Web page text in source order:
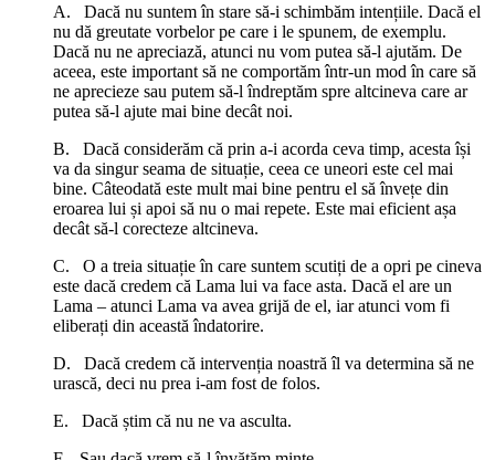
A. Dacă nu suntem în stare să-i schimbăm intențiile. Dacă el
nu dă greutate vorbelor pe care i le spunem, de exemplu.
Dacă nu ne apreciază, atunci nu vom putea să-l ajutăm. De
aceea, este important să ne comportăm într-un mod în care să
ne aprecieze sau putem să-l îndreptăm spre altcineva care ar
putea să-l ajute mai bine decât noi.
B. Dacă considerăm că prin a-i acorda ceva timp, acesta își
va da singur seama de situație, ceea ce uneori este cel mai
bine. Câteodată este mult mai bine pentru el să învețe din
eroarea lui și apoi să nu o mai repete. Este mai eficient așa
decât să-l corecteze altcineva.
C. O a treia situație în care suntem scutiți de a opri pe cineva
este dacă credem că Lama lui va face asta. Dacă el are un
Lama – atunci Lama va avea grijă de el, iar atunci vom fi
eliberați din această îndatorire.
D. Dacă credem că intervenția noastră îl va determina să ne
urască, deci nu prea i-am fost de folos.
E. Dacă știm că nu ne va asculta.